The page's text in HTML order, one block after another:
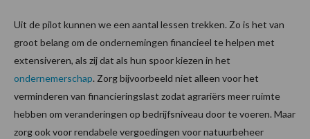
Uit de pilot kunnen we een aantal lessen trekken. Zo is het van
groot belang om de ondernemingen financieel te helpen met
extensiveren, als zij dat als hun spoor kiezen in het
ondernemerschap. Zorg bijvoorbeeld niet alleen voor het
verminderen van financieringslast zodat agrariërs meer ruimte
hebben om veranderingen op bedrijfsniveau door te voeren. Maar
zorg ook voor rendabele vergoedingen voor natuurbeheer